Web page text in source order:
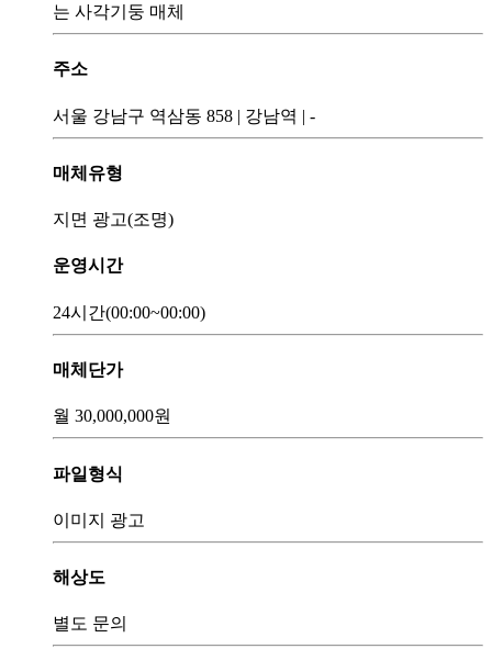
는 사각기둥 매체
주소
서울 강남구 역삼동 858 | 강남역 | -
매체유형
지면 광고(조명)
운영시간
24시간(00:00~00:00)
매체단가
월 30,000,000원
파일형식
이미지 광고
해상도
별도 문의